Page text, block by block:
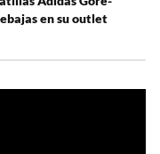
en su outlet